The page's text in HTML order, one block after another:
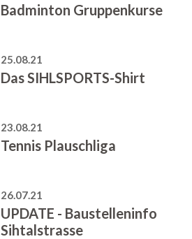
Badminton Gruppenkurse
25.08.21
Das SIHLSPORTS-Shirt
23.08.21
Tennis Plauschliga
26.07.21
UPDATE - Baustelleninfo
Sihtalstrasse